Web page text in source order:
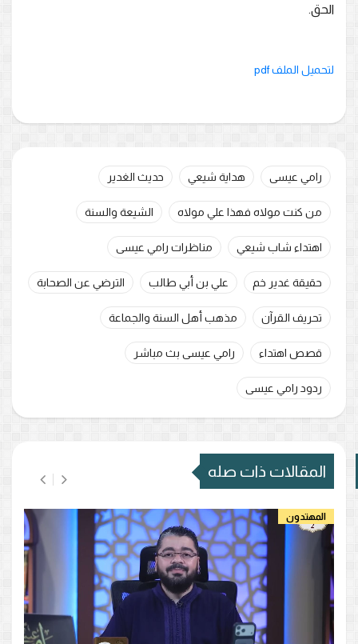
الحق.
لتحميل الملف pdf
رامي عيسى هداية شيعي حديث الغدير
من كنت مولاه فهذا علي مولاه الشيعة والسنة
اهتداء شاب شيعي مناظرات رامي عيسى
حقيقة غدير خم علي بن أبي طالب الترضي عن الصحابة
تحريف القرآن مذهب أهل السنة والجماعة
قصص اهتداء رامي عيسى بث مباشر
ردود رامي عيسى
المقالات ذات صله
المهتدون